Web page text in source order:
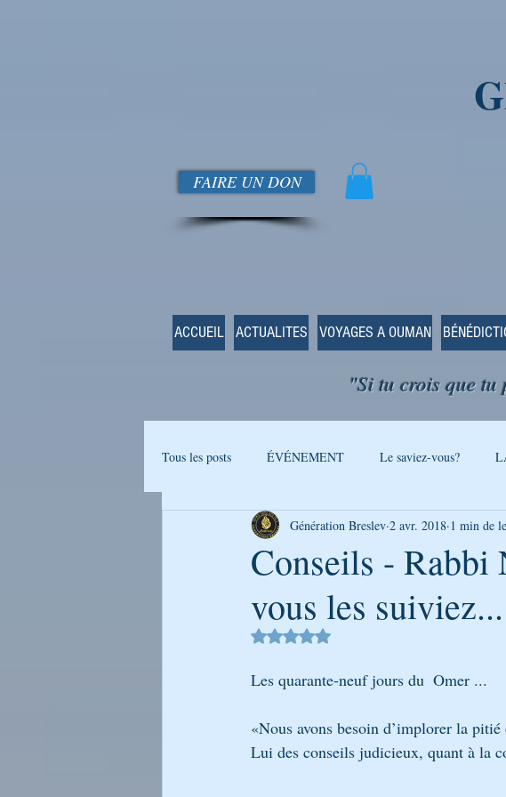
FAIRE UN DON
ACCUEIL ACTUALITES VOYAGES A OUMAN
"Si tu crois que tu
Tous les posts ÉVÉNEMENT Le saviez-vous?
Actualités Breslev L'univers de Breslev
Ma journée avec Rabenou - Etude jou QUOI DE
LE PODCAST
Conseils - Rabbi
vous les suiviez...
Génération Breslev 2 avr. 2018 1 min de
Noté NaN étoiles sur 5.
Les quarante-neuf jours du  Omer ...
«Nous avons besoin d’implorer la
Lui des conseils judicieux, quant à la